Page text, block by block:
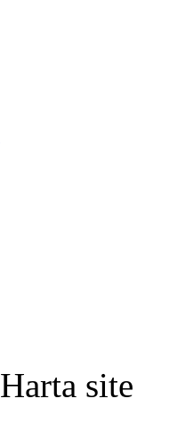
Harta site